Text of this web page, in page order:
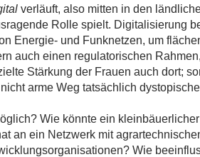
verläuft, also mitten in den
Rolle spielt. Digitalisierung
Energie- und Funknetzen, um
auch einen regulatorischen
Stärkung der Frauen auch dort;
arme Weg tatsächlich
Wie könnte ein
an ein Netzwerk mit
Wie